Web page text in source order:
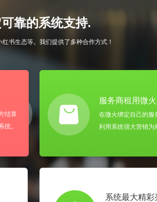
靠的系统支持.
书生态等。我们提供了多种合作方式！
统。
结算
服务商租用微
在微火绑定自己的服
利用系统强大营销为
系统最大精彩